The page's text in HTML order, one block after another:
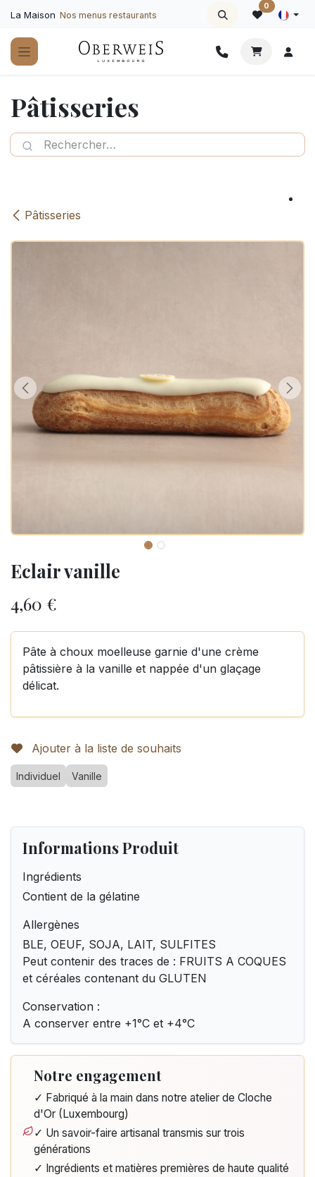
La Maison Nos menus restaurants
0
Pâtisseries
Pâtisseries
Eclair vanille
4,60 €
Pâte à choux moelleuse garnie d'une crème
pâtissière à la vanille et nappée d'un glaçage
délicat.
Ajouter à la liste de souhaits
Individuel Vanille
Informations Produit
Ingrédients
Contient de la gélatine
Allergènes
BLE, OEUF, SOJA, LAIT, SULFITES
Peut contenir des traces de : FRUITS A COQUES
et céréales contenant du GLUTEN
Conservation :
A conserver entre +1°C et +4°C
Notre engagement
✓ Fabriqué à la main dans notre atelier de Cloche
d'Or (Luxembourg)
✓ Un savoir-faire artisanal transmis sur trois
générations
✓ Ingrédients et matières premières de haute qualité